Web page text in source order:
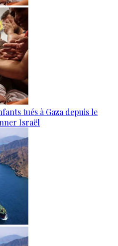
tués à Gaza depuis le
Israël